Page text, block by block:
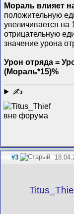
Мораль влияет
положительную
увеличивается на
отрицательную
значение урона
Урон отряда =
(Мораль*15)%
✍
#3